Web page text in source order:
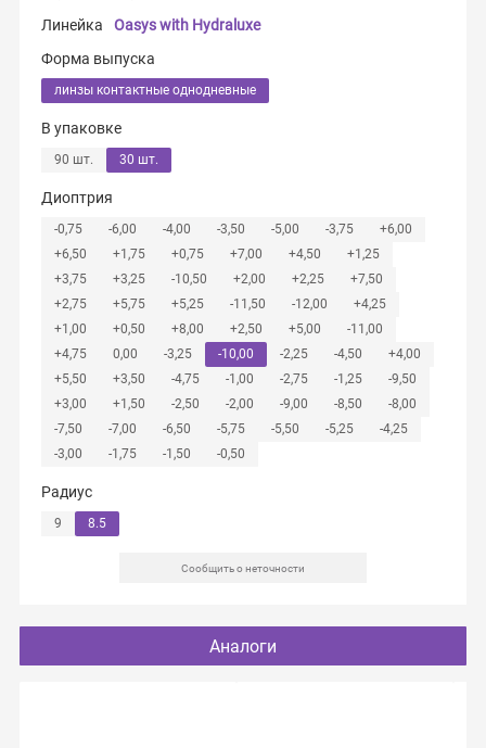
Линейка
Oasys with Hydraluxe
Форма выпуска
линзы контактные однодневные
В упаковке
90 шт. 30 шт.
Диоптрия
-0,75 -6,00 -4,00 -3,50 -5,00 -3,75
+6,00
+6,50
+1,75 +0,75 +7,00 +4,50
+1,25
+3,75
+3,25 -10,50 +2,00 +2,25
+7,50
+2,75
+5,75 +5,25 -11,50 -12,00
+4,25
+1,00
+0,50 +8,00 +2,50 +5,00
-11,00
+4,75
0,00 -3,25 -10,00 -2,25 -4,50
+4,00
+5,50
+3,50 -4,75 -1,00 -2,75 -1,25
-9,50
+3,00
+1,50 -2,50 -2,00 -9,00 -8,50
-8,00
-7,50
-7,00 -6,50 -5,75 -5,50 -5,25
-4,25
-3,00
-1,75 -1,50 -0,50
Радиус
9 8.5
Сообщить о неточности
Аналоги